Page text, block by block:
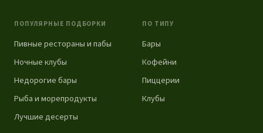
ПОПУЛЯРНЫЕ ПОДБОРКИ
Пивные рестораны и пабы
Ночные клубы
Недорогие бары
Рыба и морепродукты
Лучшие десерты
ПО ТИПУ
Бары
Кофейни
Пиццерии
Клубы